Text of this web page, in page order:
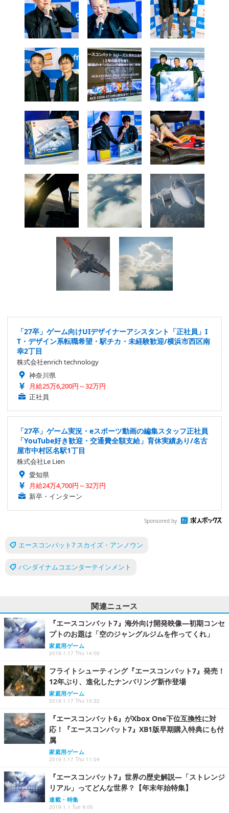
「27卒」ゲーム向けUIデザイナーアシスタント「正社員」I
T・デザイン系転職希望・駅チカ・未経験歓迎/横浜市西区南
幸2丁目
株式会社enrich technology
神奈川県
月給25万6,200円～32万円
正社員
「27卒」ゲーム実況・eスポーツ動画の編集スタッフ正社員
「YouTube好き歓迎・交通費全額支給」育休実績あり/名古
屋市中村区名駅1丁目
株式会社Le Lien
愛知県
月給24万4,700円～32万円
新卒・インターン
Sponsored by
エースコンバット7 スカイズ・アンノウン
バンダイナムコエンターテインメント
関連ニュース
『エースコンバット7』海外向け開発映像―初期コンセ
プトのお題は「空のジャングルジムを作ってくれ」
家庭用ゲーム
2019.1.17 Thu 14:00
フライトシューティング『エースコンバット7』発売！
12年ぶり、進化したナンバリング新作登場
家庭用ゲーム
2019.1.17 Thu 10:32
『エースコンバット6』がXbox One下位互換性に対
応！『エースコンバット7』XB1版早期購入特典にも付
属
家庭用ゲーム
2019.1.17 Thu 11:04
『エースコンバット7』世界の歴史解説―「ストレンジ
リアル」ってどんな世界？【年末年始特集】
連載・特集
2019.1.1 Tue 9:00